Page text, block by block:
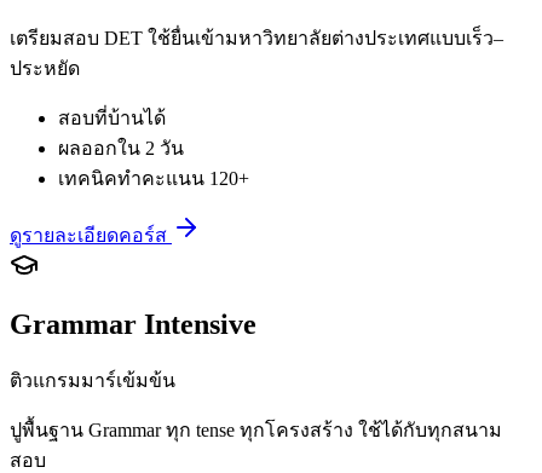
เตรียมสอบ DET ใช้ยื่นเข้ามหาวิทยาลัยต่างประเทศแบบเร็ว–
ประหยัด
สอบที่บ้านได้
ผลออกใน 2 วัน
เทคนิคทำคะแนน 120+
ดูรายละเอียดคอร์ส
Grammar Intensive
ติวแกรมมาร์เข้มข้น
ปูพื้นฐาน Grammar ทุก tense ทุกโครงสร้าง ใช้ได้กับทุกสนาม
สอบ